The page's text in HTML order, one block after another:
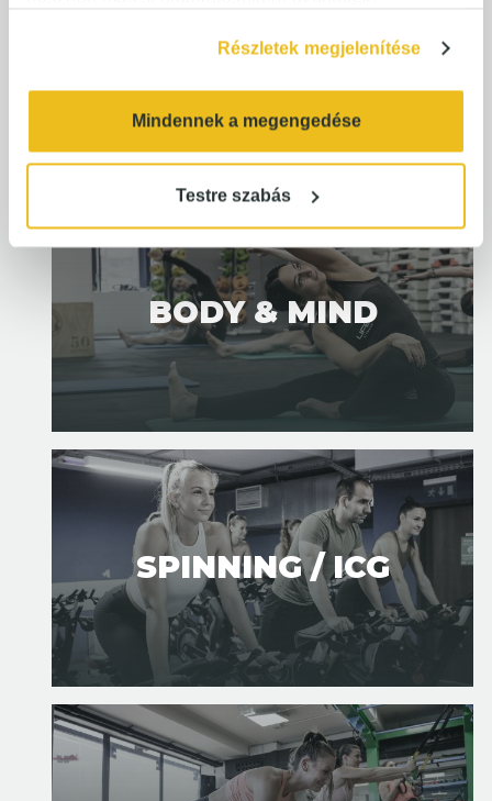
Részletek megjelenítése
Mindennek a megengedése
Testre szabás
BODY & MIND
SPINNING / ICG